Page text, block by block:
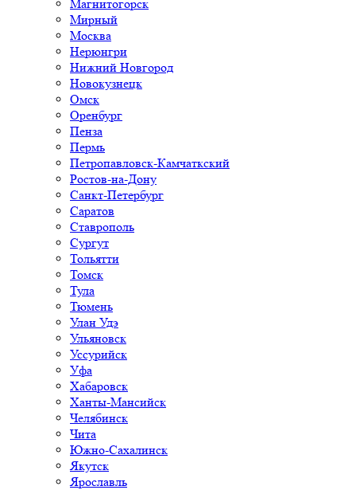
Магнитогорск
Мирный
Москва
Нерюнгри
Нижний Новгород
Новокузнецк
Омск
Оренбург
Пенза
Пермь
Петропавловск-Камчаткский
Ростов-на-Дону
Санкт-Петербург
Саратов
Ставрополь
Сургут
Тольятти
Томск
Тула
Тюмень
Улан Удэ
Ульяновск
Уссурийск
Уфа
Хабаровск
Ханты-Мансийск
Челябинск
Чита
Южно-Cахалинск
Якутск
Ярославль